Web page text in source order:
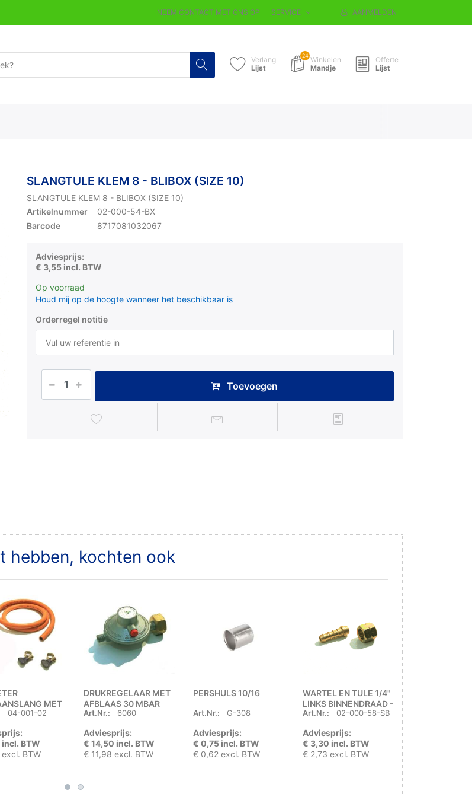
NEEM CONTACT MET ONS OP SERVICE AANMELDEN
Verlang
Lijst
24 Winkelen
Mandje
Offerte
Lijst
SLANGTULE KLEM 8 - BLIBOX (SIZE 10)
SLANGTULE KLEM 8 - BLIBOX (SIZE 10)
Artikelnummer
02-000-54-BX
Barcode
8717081032067
Adviesprijs:
€ 3,55 incl. BTW
Op voorraad
Houd mij op de hoogte wanneer het beschikbaar is
Orderregel notitie
Toevoegen
hebben, kochten ook
MET
04-001-02
BTW
BTW
DRUKREGELAAR MET
AFBLAAS 30 MBAR
UNI x ¼" LINKS BUITEN
Art.Nr.: 6060
Adviesprijs:
€ 14,50 incl. BTW
€ 11,98 excl. BTW
PERSHULS 10/16
Art.Nr.: G-308
Adviesprijs:
€ 0,75 incl. BTW
€ 0,62 excl. BTW
WARTEL EN TULE 1/4"
LINKS BINNENDRAAD -
BLISTERZAKJE
Art.Nr.: 02-000-58-SB
Adviesprijs:
€ 3,30 incl. BTW
€ 2,73 excl. BTW